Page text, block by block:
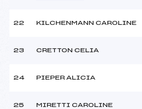
22 KILCHENMANN CAROLINE
23 CRETTON CELIA
24 PIEPER ALICIA
25 MIRETTI CAROLINE